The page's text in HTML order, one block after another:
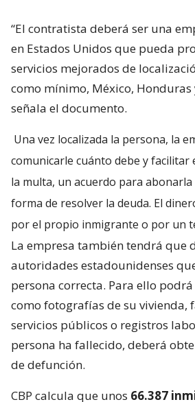
“El contratista deberá ser una
en Estados Unidos que pueda
servicios mejorados de
como mínimo, México, Honduras
señala el documento.
Una vez localizada la persona, la
comunicarle cuánto debe y facilitar
la multa, un acuerdo para
forma de resolver la deuda. El
por el propio inmigrante o por un
La empresa también tendrá que
autoridades estadounidenses
persona correcta. Para ello
como fotografías de su vivienda,
servicios públicos o registros
persona ha fallecido, deberá
de defunción.
CBP calcula que unos 66.387